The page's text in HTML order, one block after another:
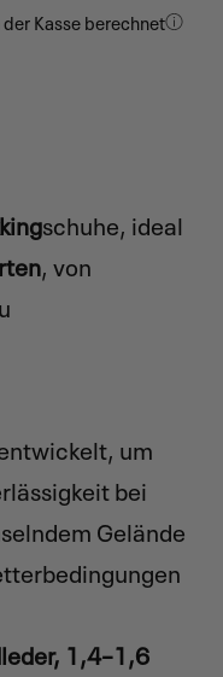
Kasse berechnet
schuhe, ideal
, von
um
bei
Gelände
1,4–1,6